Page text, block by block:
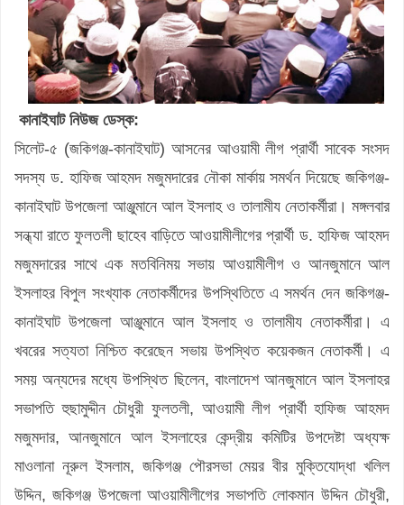
কানাইঘাট নিউজ ডেস্ক:
সিলেট-৫ (জকিগঞ্জ-কানাইঘাট) আসনের আওয়ামী লীগ প্রার্থী সাবেক সংসদ
সদস্য ড. হাফিজ আহমদ মজুমদারের নৌকা মার্কায় সমর্থন দিয়েছে জকিগঞ্জ-
কানাইঘাট উপজেলা আঞ্জুমানে আল ইসলাহ ও তালামীয নেতাকর্মীরা। মঙ্গলবার
সন্ধ্যা রাতে ফুলতলী ছাহেব বাড়িতে আওয়ামীলীগের প্রার্থী ড. হাফিজ আহমদ
মজুমদারের সাথে এক মতবিনিময় সভায় আওয়ামীলীগ ও আনজুমানে আল
ইসলাহর বিপুল সংখ্যাক নেতাকর্মীদের উপস্থিতিতে এ সমর্থন দেন জকিগঞ্জ-
কানাইঘাট উপজেলা আঞ্জুমানে আল ইসলাহ ও তালামীয নেতাকর্মীরা। এ
খবরের সত্যতা নিশ্চিত করেছেন সভায় উপস্থিত কয়েকজন নেতাকর্মী। এ
সময় অন্যদের মধ্যে উপস্থিত ছিলেন, বাংলাদেশ আনজুমানে আল ইসলাহর
সভাপতি হুছামুদ্দীন চৌধুরী ফুলতলী, আওয়ামী লীগ প্রার্থী হাফিজ আহমদ
মজুমদার, আনজুমানে আল ইসলাহের কেন্দ্রীয় কমিটির উপদেষ্টা অধ্যক্ষ
মাওলানা নূরুল ইসলাম, জকিগঞ্জ পৌরসভা মেয়র বীর মুক্তিযোদ্ধা খলিল
উদ্দিন, জকিগঞ্জ উপজেলা আওয়ামীলীগের সভাপতি লোকমান উদ্দিন চৌধুরী,